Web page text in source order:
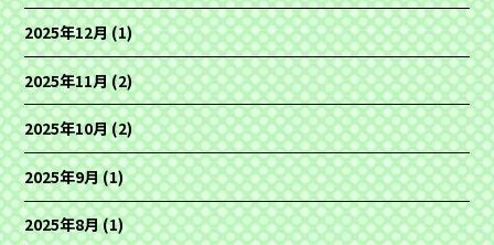
2025年12月(1)
2025年11月(2)
2025年10月(2)
2025年9月(1)
2025年8月(1)